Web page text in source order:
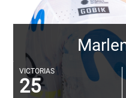
VICTORIAS
25